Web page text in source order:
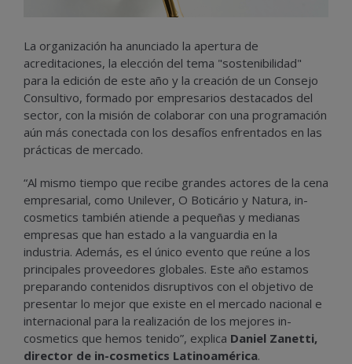
La organización ha anunciado la apertura de
acreditaciones, la elección del tema "sostenibilidad"
para la edición de este año y la creación de un Consejo
Consultivo, formado por empresarios destacados del
sector, con la misión de colaborar con una programación
aún más conectada con los desafíos enfrentados en las
prácticas de mercado.
“Al mismo tiempo que recibe grandes actores de la cena
empresarial, como Unilever, O Boticário y Natura, in-
cosmetics también atiende a pequeñas y medianas
empresas que han estado a la vanguardia en la
industria. Además, es el único evento que reúne a los
principales proveedores globales. Este año estamos
preparando contenidos disruptivos con el objetivo de
presentar lo mejor que existe en el mercado nacional e
internacional para la realización de los mejores in-
cosmetics que hemos tenido”, explica Daniel Zanetti,
director de in-cosmetics Latinoamérica.